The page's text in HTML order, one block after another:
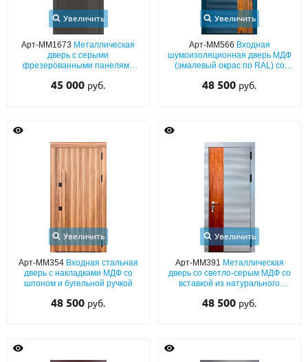
Увеличить
Арт-ММ1673 Металлическая
дверь с серыми
фрезерованными панелями
45 000 руб.
Увеличить
Арт-ММ566 Входная
шумоизоляционная дверь МДФ
(эмалевый окрас по RAL) со
шпона
48 500 руб.
Увеличить
Арт-ММ354 Входная стальная
дверь с накладками МДФ со
шпоном и бугельной ручкой
48 500 руб.
Увеличить
Арт-ММ391 Металлическая
дверь со светло-серым МДФ со
вставкой из натурального
48 500 руб.